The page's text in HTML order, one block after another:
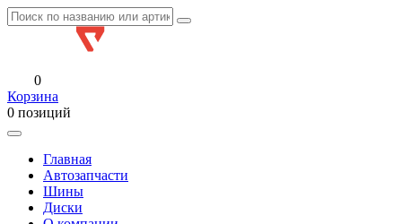
0
Корзина
0 позиций
Главная
Автозапчасти
Шины
Диски